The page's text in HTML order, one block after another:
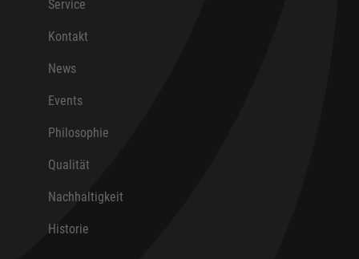
Service
Kontakt
News
Events
Philosophie
Qualität
Nachhaltigkeit
Historie